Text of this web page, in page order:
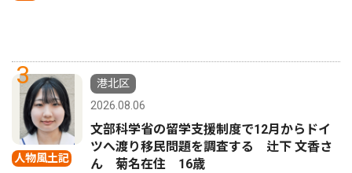
3
人物風土記
港北区
2026.08.06
文部科学省の留学支援制度で12月からドイ
ツへ渡り移民問題を調査する 辻下 文香さ
ん 菊名在住 16歳